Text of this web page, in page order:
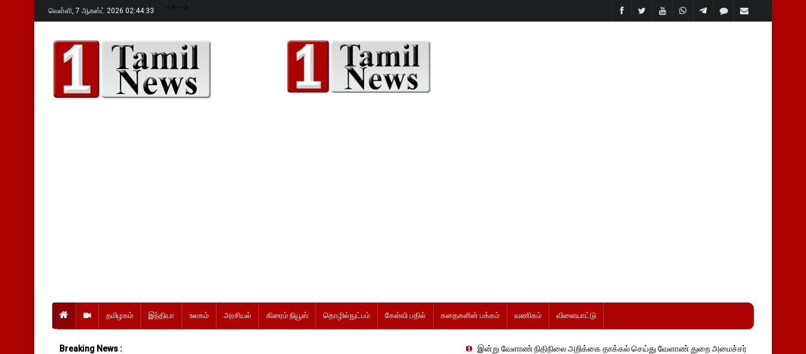
வெள்ளி, 7 ஆகஸ்ட் 2026 02:44:35 --> -->
தமிழகம் இந்தியா உலகம் அரசியல் கிரைம் நியூஸ் தொழில்நுட்பம் கேள்வி பதில் கதைகளின் பக்கம் வணிகம் விளையாட்டு
Breaking News : இன்று வேளாண் நிதிநிலை அறிக்கை தாக்கல் செய்து வேளாண் துறை அமைச்சர் வினோத் வாசித்து வருகிறார். �.